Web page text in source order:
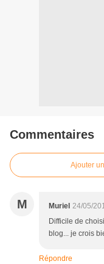
Commentaires
Ajouter
M Muriel 24/05/
Difficile de
blog... je crois
Répondre